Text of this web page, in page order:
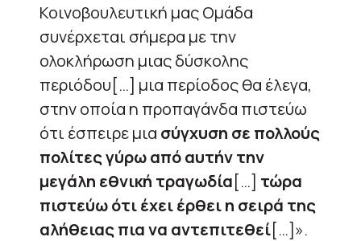
Κοινοβουλευτική μας Ομάδα
συνέρχεται σήμερα με την
ολοκλήρωση μιας δύσκολης
περιόδου[…] μια περίοδος θα έλεγα,
στην οποία η προπαγάνδα πιστεύω
ότι έσπειρε μια σύγχυση σε πολλούς
πολίτες γύρω από αυτήν την
μεγάλη εθνική τραγωδία[…] τώρα
πιστεύω ότι έχει έρθει η σειρά της
αλήθειας πια να αντεπιτεθεί[…]».